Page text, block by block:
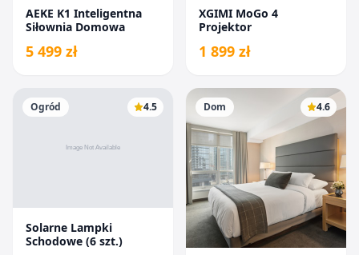
AEKE K1 Inteligentna
Siłownia Domowa
5 499 zł
XGIMI MoGo 4
Projektor
1 899 zł
Ogród 4.5
Solarne Lampki
Schodowe (6 szt.)
Dom 4.6